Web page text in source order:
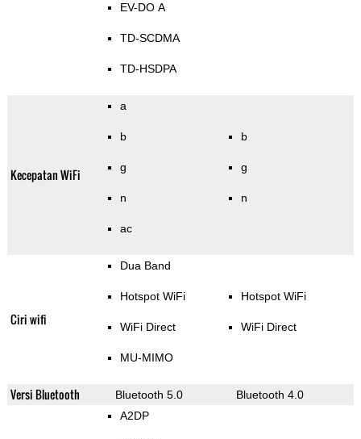
EV-DO A
TD-SCDMA
TD-HSDPA
Kecepatan WiFi
a
b
g
n
ac
b
g
n
Ciri wifi
Dua Band
Hotspot WiFi
WiFi Direct
MU-MIMO
Hotspot WiFi
WiFi Direct
Versi Bluetooth Bluetooth 5.0 Bluetooth 4.0
A2DP